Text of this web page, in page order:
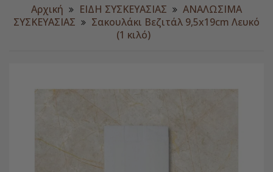
Αρχική ΕΙΔΗ ΣΥΣΚΕΥΑΣΙΑΣ
ΑΝΑΛΩΣΙΜΑ
ΣΥΣΚΕΥΑΣΙΑΣ
Σακουλάκι Βεζιτάλ 9,5x19cm Λευκό
(1 κιλό)